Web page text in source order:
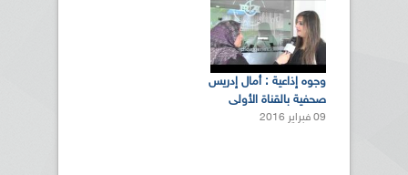
وجوه إذاعية : أمال إدريس
صحفية بالقناة الأولى
09 فبراير 2016